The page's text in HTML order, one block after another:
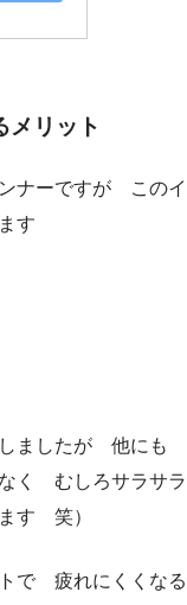
メリット
ナーですが このイ
す
しましたが 他にも
く むしろサラサラ
す 笑）
で 疲れにくくなる